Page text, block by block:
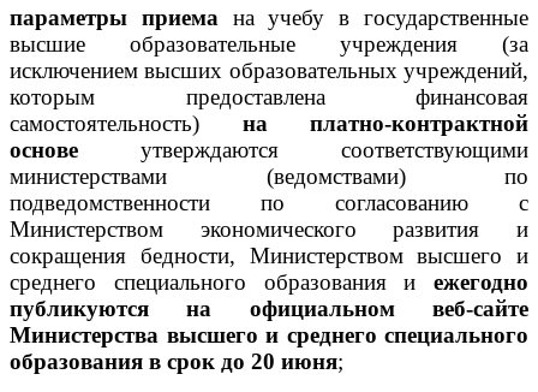
параметры приема на учебу в государственные
высшие образовательные учреждения (за
исключением высших образовательных учреждений,
которым предоставлена финансовая
самостоятельность) на платно-контрактной
основе утверждаются соответствующими
министерствами (ведомствами) по
подведомственности по согласованию с
Министерством экономического развития и
сокращения бедности, Министерством высшего и
среднего специального образования и ежегодно
публикуются на официальном веб-сайте
Министерства высшего и среднего специального
образования в срок до 20 июня;